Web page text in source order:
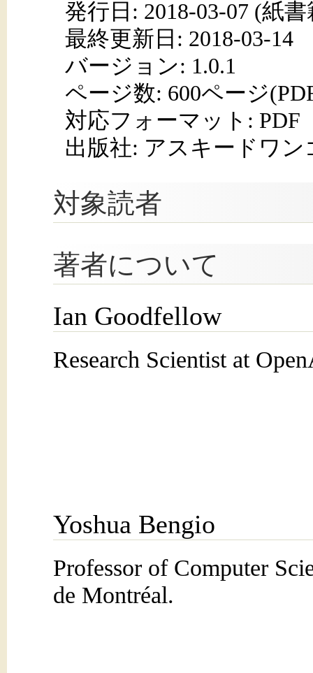
発行日: 2018-03-07 (紙書
最終更新日: 2018-03-14
バージョン: 1.0.1
ページ数: 600ページ
対応フォーマット: PDF
出版社: アスキードワン
対象読者
著者について
Ian Goodfellow
Research Scientist at
Yoshua Bengio
Professor of Computer
de Montréal.